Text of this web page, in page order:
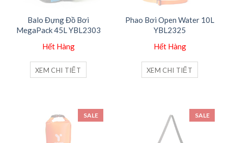
Balo Đựng Đồ Bơi
MegaPack 45L YBL2303
Hết Hàng
XEM CHI TIẾT
Phao Bơi Open Water 10L
YBL2325
Hết Hàng
XEM CHI TIẾT
SALE SALE